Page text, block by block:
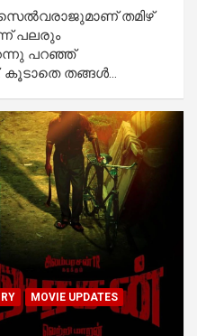
സെല്‍വരാജുമാണ് തമിഴ്
പലരും
പറഞ്ഞ്
കൂടാതെ തങ്ങള്‍…
MOVIE UPDATES